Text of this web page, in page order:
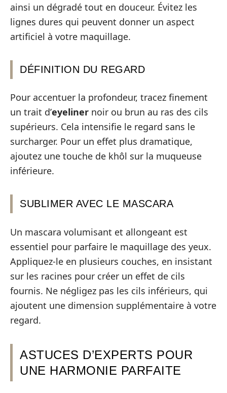
ainsi un dégradé tout en douceur. Évitez les
lignes dures qui peuvent donner un aspect
artificiel à votre maquillage.
DÉFINITION DU REGARD
Pour accentuer la profondeur, tracez finement
un trait d’eyeliner noir ou brun au ras des cils
supérieurs. Cela intensifie le regard sans le
surcharger. Pour un effet plus dramatique,
ajoutez une touche de khôl sur la muqueuse
inférieure.
SUBLIMER AVEC LE MASCARA
Un mascara volumisant et allongeant est
essentiel pour parfaire le maquillage des yeux.
Appliquez-le en plusieurs couches, en insistant
sur les racines pour créer un effet de cils
fournis. Ne négligez pas les cils inférieurs, qui
ajoutent une dimension supplémentaire à votre
regard.
ASTUCES D’EXPERTS POUR
UNE HARMONIE PARFAITE